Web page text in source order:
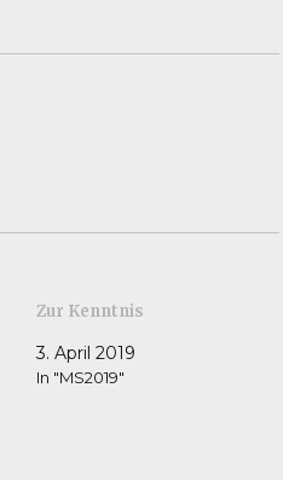
Zur Kenntnis
3. April 2019
In "MS2019"